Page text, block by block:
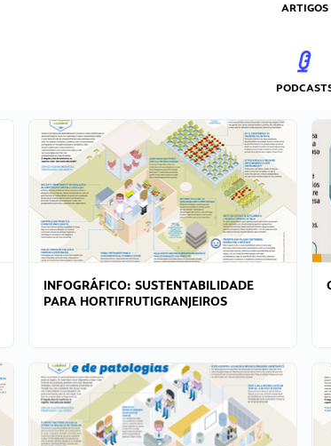
ARTIGOS
INFOGRÁFICO: SUSTENTABILIDADE
PARA HORTIFRUTIGRANJEIROS